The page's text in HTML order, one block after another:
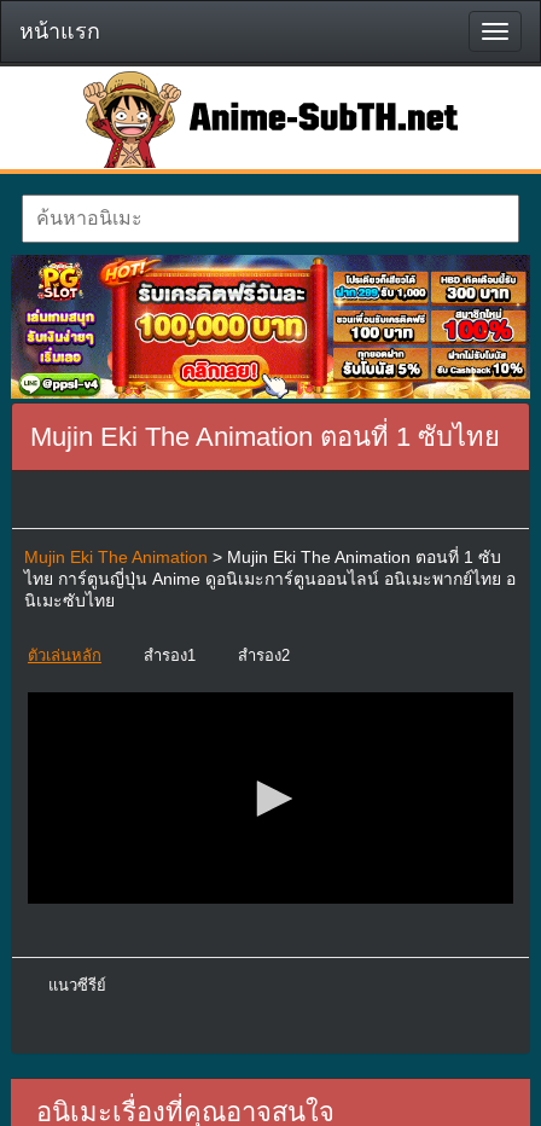
หน้า
แรก
หน้าแรก
Mujin Eki The Animation ตอนที่ 1 ซับไทย
Mujin Eki The Animation > Mujin Eki The Animation ตอนที่ 1 ซับ
ไทย การ์ตูนญี่ปุ่น Anime ดูอนิเมะการ์ตูนออนไลน์ อนิเมะพากย์ไทย อ
นิเมะซับไทย
ตัวเล่นหลัก สำรอง1 สำรอง2
แนวซีรีย์
อนิเมะเรื่องที่คุณอาจสนใจ